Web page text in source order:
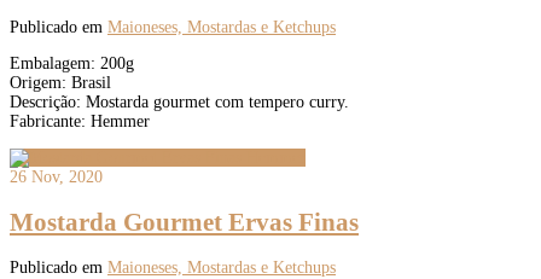
Publicado em Maioneses, Mostardas e Ketchups
Embalagem: 200g
Origem: Brasil
Descrição: Mostarda gourmet com tempero curry.
Fabricante: Hemmer
26 Nov, 2020
Mostarda Gourmet Ervas Finas
Publicado em Maioneses, Mostardas e Ketchups